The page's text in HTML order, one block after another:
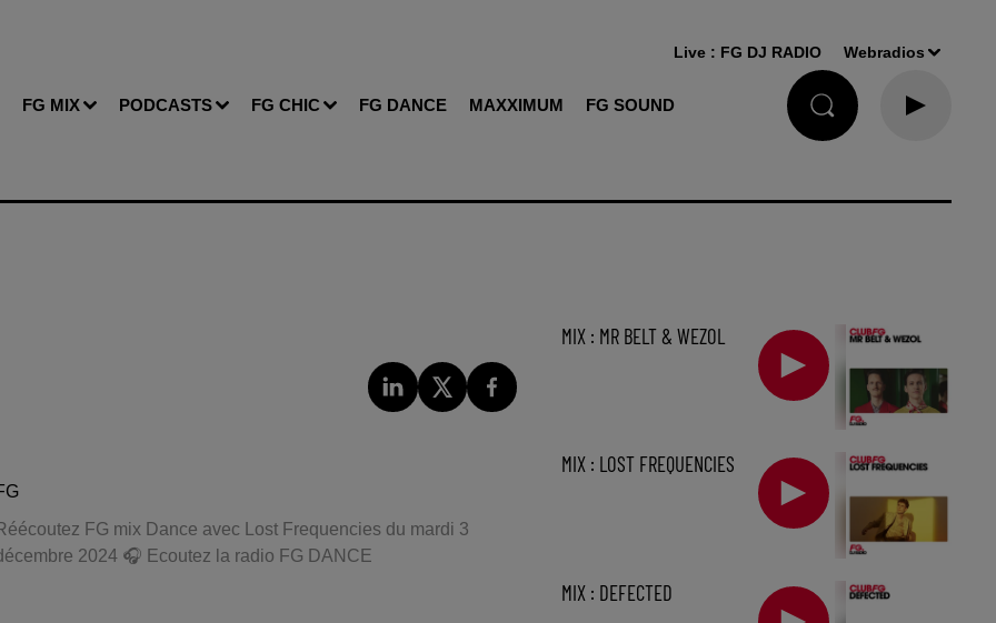
FG MIX PODCASTS FG CHIC FG DANCE MAXXIMUM FG SOUND
Live : FG DJ RADIO Webradios
FG mix Dance avec Lost Frequencies du mardi 3
2024 🎧 Ecoutez la radio FG DANCE
MIX : MR BELT & WEZOL
MIX : LOST FREQUENCIES
MIX : DEFECTED